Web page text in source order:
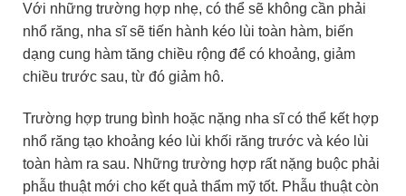
Với những trường hợp nhẹ, có thể sẽ không cần phải
nhổ răng, nha sĩ sẽ tiến hành kéo lùi toàn hàm, biến
dạng cung hàm tăng chiều rộng để có khoảng, giảm
chiều trước sau, từ đó giảm hô.
Trường hợp trung bình hoặc nặng nha sĩ có thể kết hợp
nhổ răng tạo khoảng kéo lùi khối răng trước và kéo lùi
toàn hàm ra sau. Những trường hợp rất nặng buộc phải
phẫu thuật mới cho kết quả thẩm mỹ tốt. Phẫu thuật còn